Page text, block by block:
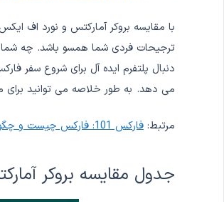
با مقایسه بروکر آمارکتس و نورد اف
ترجیحات فردی شما همسو باشد. چه شما
می دهد. به طور خلاصه می توانید برای
مرتبط: فارکس 101: فارکس چیست و چگونه شروع کنید
جدول مقایسه بروکر